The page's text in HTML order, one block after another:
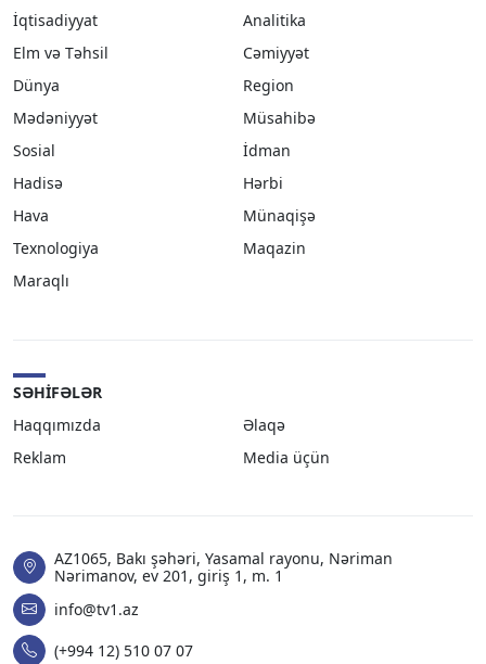
İqtisadiyyat
Analitika
Elm və Təhsil
Cəmiyyət
Dünya
Region
Mədəniyyət
Müsahibə
Sosial
İdman
Hadisə
Hərbi
Hava
Münaqişə
Texnologiya
Maqazin
Maraqlı
SƏHIFƏLƏR
Haqqımızda
Əlaqə
Reklam
Media üçün
AZ1065, Bakı şəhəri, Yasamal rayonu, Nəriman
Nərimanov, ev 201, giriş 1, m. 1
info@tv1.az
(+994 12) 510 07 07